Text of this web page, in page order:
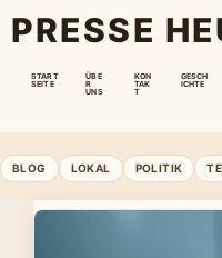
PRESSE
START
SEITE
ÜBE
R
UNS
KON
TAK
T
GESCH
ICHTE
BLOG LOKAL POLITIK